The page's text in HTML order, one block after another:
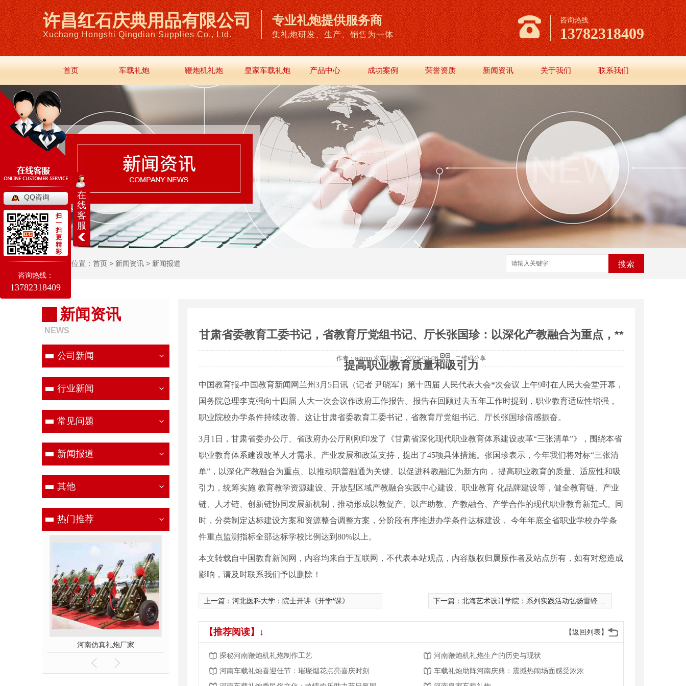
许昌红石庆典用品有限公司
Xuchang Hongshi Qingdian Supplies Co., Ltd.
专业礼炮提供服务商
集礼炮研发、生产、销售为一体
咨询热线
13782318409
首页 车载礼炮 鞭炮机礼炮 皇家车载礼炮 产品中心 成功案例 荣誉资质 新闻资讯 关于我们 联系我们
当前位置： 首页 > 新闻资讯 > 新闻报道 搜索
新闻资讯
NEWS
公司新闻
行业新闻
常见问题
新闻报道
其他
热门推荐
河南仿真礼炮厂家
甘肃省委教育工委书记，省教育厅党组书记、厅长张国珍：以深化产教融合为重点，**
提高职业教育质量和吸引力
作者：admin 发布日期： 2023-03-06 二维码分享
中国教育报-中国教育新闻网兰州3月5日讯（记者 尹晓军）第十四届 人民代表大会*次会议 上午9时在人民大会堂开幕，
国务院总理李克强向十四届 人大一次会议作政府工作报告。报告在回顾过去五年工作时提到，职业教育适应性增强，
职业院校办学条件持续改善。这让甘肃省委教育工委书记，省教育厅党组书记、厅长张国珍倍感振奋。
3月1日，甘肃省委办公厅、省政府办公厅刚刚印发了《甘肃省深化现代职业教育体系建设改革“三张清单”》，围绕本省
职业教育体系建设改革人才需求、产业发展和政策支持，提出了45项具体措施。张国珍表示，今年我们将对标“三张清
单”，以深化产教融合为重点、以推动职普融通为关键、以促进科教融汇为新方向， 提高职业教育的质量、适应性和吸
引力，统筹实施 教育教学资源建设、开放型区域产教融合实践中心建设、职业教育 化品牌建设等，健全教育链、产业
链、人才链、创新链协同发展新机制，推动形成以教促产、以产助教、产教融合、产学合作的现代职业教育新范式。同
时，分类制定达标建设方案和资源整合调整方案，分阶段有序推进办学条件达标建设， 今年年底全省职业学校办学条
件重点监测指标全部达标学校比例达到80%以上。
本文转载自中国教育新闻网，内容均来自于互联网，不代表本站观点，内容版权归属原作者及站点所有，如有对您造成
影响，请及时联系我们予以删除！
上一篇： 河北医科大学：院士开讲《开学*课》 下一篇： 北海艺术设计学院：系列实践活动弘扬雷锋精神
【返回列表】
【推荐阅读】↓
探秘河南鞭炮机礼炮制作工艺
河南鞭炮机礼炮生产的历史与现状
河南车载礼炮喜迎佳节：璀璨烟花点亮喜庆时刻
在
线
客
服
QQ咨询
扫
一
扫
更
精
彩
咨询热线：
13782318409